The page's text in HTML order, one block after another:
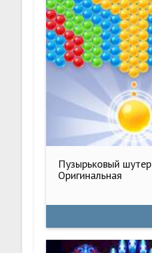
Пузырьковый шутер
Оригинальная